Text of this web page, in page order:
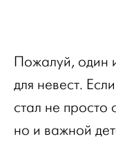
Пожалуй, один
для невест.
стал не просто
но и важной